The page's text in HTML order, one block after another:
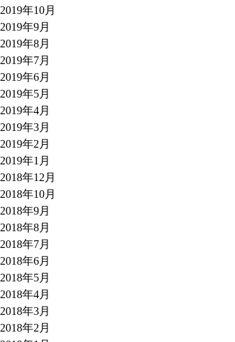
2019年10月
2019年9月
2019年8月
2019年7月
2019年6月
2019年5月
2019年4月
2019年3月
2019年2月
2019年1月
2018年12月
2018年10月
2018年9月
2018年8月
2018年7月
2018年6月
2018年5月
2018年4月
2018年3月
2018年2月